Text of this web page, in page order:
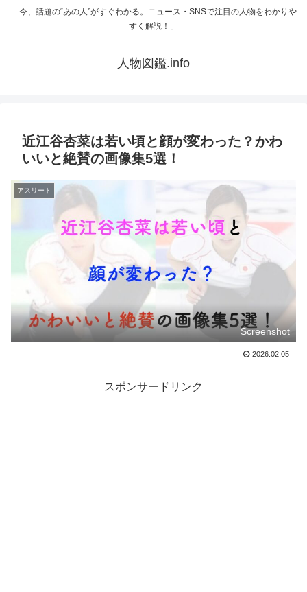
「今、話題の“あの人”がすぐわかる。ニュース・SNSで注目の人物をわかりや
すく解説！」
人物図鑑.info
近江谷杏菜は若い頃と顔が変わった？かわ
いいと絶賛の画像集5選！
アスリート
Screenshot
2026.02.05
スポンサードリンク